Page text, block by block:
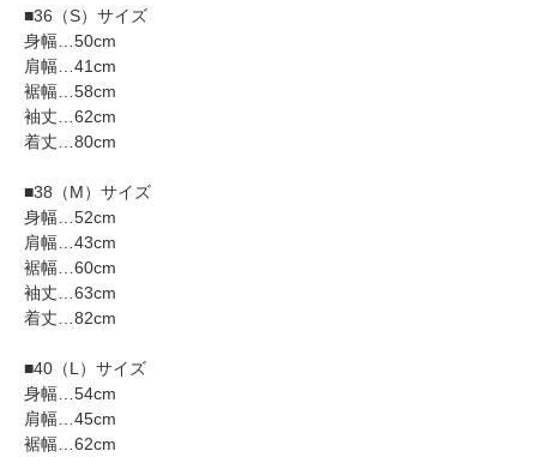
■36（S）サイズ
身幅…50cm
肩幅…41cm
裾幅…58cm
袖丈…62cm
着丈…80cm
■38（M）サイズ
身幅…52cm
肩幅…43cm
裾幅…60cm
袖丈…63cm
着丈…82cm
■40（L）サイズ
身幅…54cm
肩幅…45cm
裾幅…62cm